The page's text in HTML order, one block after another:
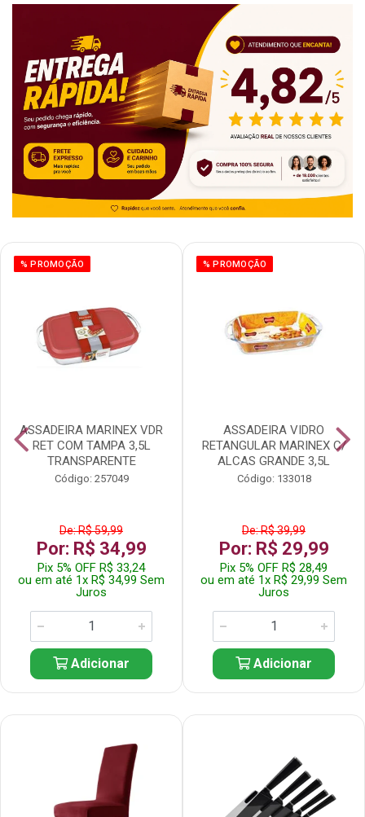
% PROMOÇÃO
ASSADEIRA MARINEX VDR
RET COM TAMPA 3,5L
TRANSPARENTE
Código: 257049
De: R$ 59,99
Por: R$ 34,99
Pix 5% OFF R$ 33,24
ou em até 1x R$ 34,99 Sem
Juros
Adicionar
% PROMOÇÃO
ASSADEIRA VIDRO
RETANGULAR MARINEX C/
ALCAS GRANDE 3,5L
Código: 133018
De: R$ 39,99
Por: R$ 29,99
Pix 5% OFF R$ 28,49
ou em até 1x R$ 29,99 Sem
Juros
Adicionar